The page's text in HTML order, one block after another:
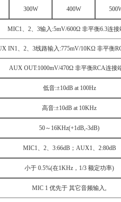
300W 400W
MIC1、 2、 3输入 :5mV/600Ω 非平衡6.3连接
IN1、 2、 3线路输入 :775mV/10KΩ 非平衡
AUX OUT:1000mV/470Ω 非平衡RCA连接
低音:±10dB at 100Hz
高音:±10dB at 10KHz
50～ 16KHz(+1dB,-3dB)
MIC1、 2、 3:66dB； AUX1、 2:80dB
小于 0.5%(在1KHz ， 1/3 额定功率)
MIC 1 优先于 其它音频输入,